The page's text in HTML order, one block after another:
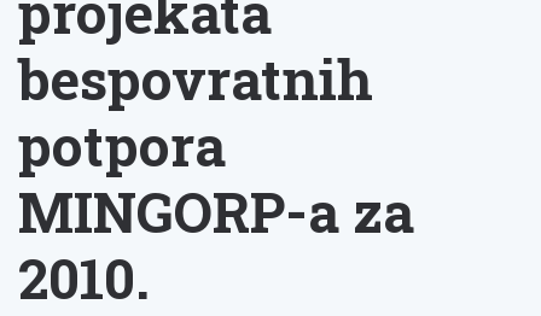
bespovratnih
potpora
MINGORP-a za
2010.